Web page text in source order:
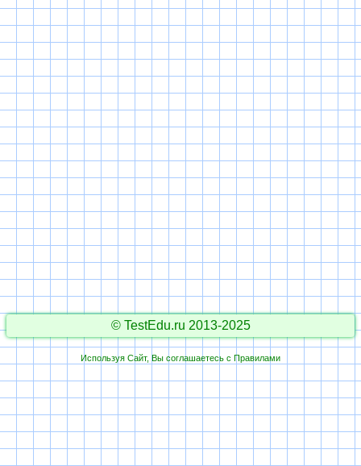
© TestEdu.ru 2013-2025
Используя Сайт, Вы соглашаетесь с Правилами